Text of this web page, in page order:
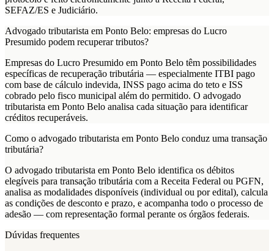
SEFAZ/ES e Judiciário.
Advogado tributarista em Ponto Belo: empresas do Lucro
Presumido podem recuperar tributos?
Empresas do Lucro Presumido em Ponto Belo têm possibilidades
específicas de recuperação tributária — especialmente ITBI pago
com base de cálculo indevida, INSS pago acima do teto e ISS
cobrado pelo fisco municipal além do permitido. O advogado
tributarista em Ponto Belo analisa cada situação para identificar
créditos recuperáveis.
Como o advogado tributarista em Ponto Belo conduz uma transação
tributária?
O advogado tributarista em Ponto Belo identifica os débitos
elegíveis para transação tributária com a Receita Federal ou PGFN,
analisa as modalidades disponíveis (individual ou por edital), calcula
as condições de desconto e prazo, e acompanha todo o processo de
adesão — com representação formal perante os órgãos federais.
Dúvidas frequentes